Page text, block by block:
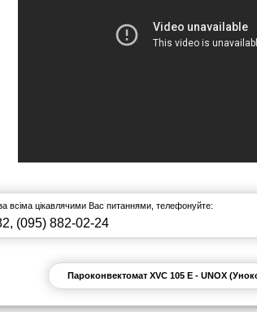
всіма цікавлячими Вас питаннями, телефонуйте:
, (095) 882-02-24
Пароконвектомат XVC 105 Е - UNOX